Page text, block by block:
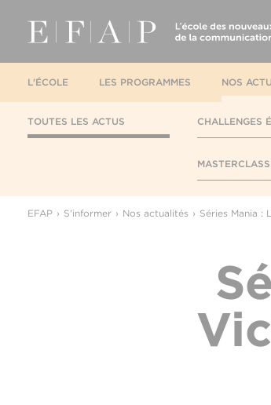
L'ÉCOLE LES PROGRAMMES NOS
TOUTES LES ACTUS CHALLENGES
EFAP S'informer Nos actualités Séries Mania :